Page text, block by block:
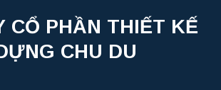
CỔ PHẦN THIẾT KẾ
CHU DU